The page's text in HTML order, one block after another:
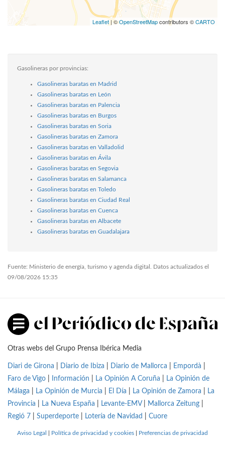
Leaflet| ©OpenStreetMapcontributors ©CARTO
Gasolineras por provincias:
Gasolineras baratas en Madrid
Gasolineras baratas en León
Gasolineras baratas en Palencia
Gasolineras baratas en Burgos
Gasolineras baratas en Soria
Gasolineras baratas en Zamora
Gasolineras baratas en Valladolid
Gasolineras baratas en Ávila
Gasolineras baratas en Segovia
Gasolineras baratas en Salamanca
Gasolineras baratas en Toledo
Gasolineras baratas en Ciudad Real
Gasolineras baratas en Cuenca
Gasolineras baratas en Albacete
Gasolineras baratas en Guadalajara
Fuente: Ministerio de energía, turismo y agenda digital. Datos actualizados el
09/08/2026 15:35
Otras webs del Grupo Prensa Ibérica Media
Diari de Girona Diario de Ibiza Diario de Mallorca Empordà
Faro de Vigo
Información La Opinión A Coruña
La Opinión de
Málaga
La Opinión de Murcia El Día La Opinión de Zamora
La
Provincia
La Nueva España Levante-EMV| Mallorca Zeitung
Regió 7
Superdeporte Lotería de Navidad Cuore
Aviso Legal Política de privacidad y cookies Preferencias de privacidad